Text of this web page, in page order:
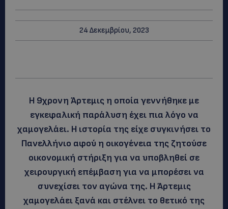
24 Δεκεμβρίου, 2023
Η 9χρονη Άρτεμις η οποία γεννήθηκε με
εγκεφαλική παράλυση έχει πια λόγο να
χαμογελάει. Η ιστορία της είχε συγκινήσει το
Πανελλήνιο αφού η οικογένεια της ζητούσε
οικονομική στήριξη για να υποβληθεί σε
χειρουργική επέμβαση για να μπορέσει να
συνεχίσει τον αγώνα της. Η Άρτεμις
χαμογελάει ξανά και στέλνει το θετικό της